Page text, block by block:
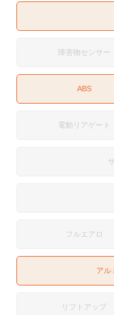
障害物センサー
ABS
電動リアゲート
フルエアロ
アル
リフトアップ